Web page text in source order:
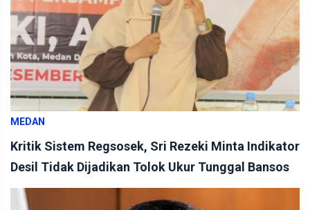
MEDAN
Kritik Sistem Regsosek, Sri Rezeki Minta Indikator
Desil Tidak Dijadikan Tolok Ukur Tunggal Bansos